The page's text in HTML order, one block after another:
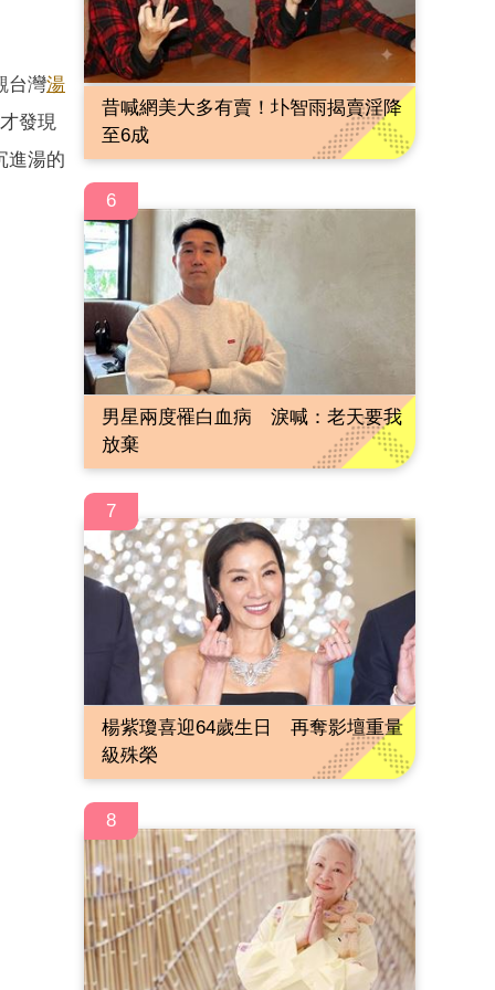
台灣湯
發現
進湯的
昔喊網美大多有賣！圤智雨揭賣淫降
至6成
6
男星兩度罹白血病 淚喊：老天要我
放棄
7
楊紫瓊喜迎64歲生日 再奪影壇重量
級殊榮
8